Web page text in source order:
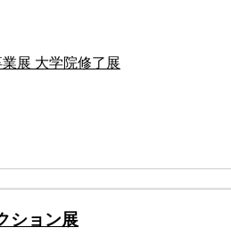
展 大学院修了展
ション展